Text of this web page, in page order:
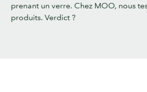
prenant un verre. Chez MOO, nous
produits. Verdict ?